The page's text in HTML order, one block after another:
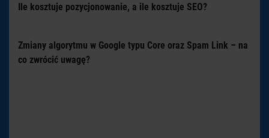
Ile kosztuje pozycjonowanie, a ile kosztuje SEO?
Zmiany algorytmu w Google typu Core oraz Spam Link – na
co zwrócić uwagę?